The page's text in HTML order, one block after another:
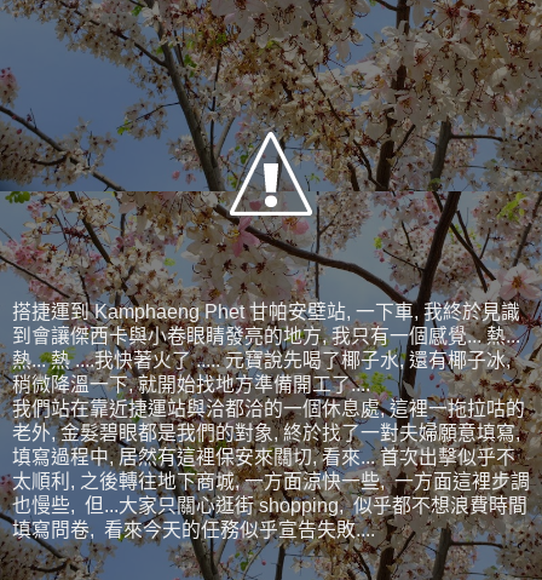
搭捷運到 Kamphaeng Phet 甘帕安壁站, 一下車, 我終於見識
到會讓傑西卡與小卷眼睛發亮的地方, 我只有一個感覺... 熱...
熱... 熱 ....我快著火了 ..... 元寶說先喝了椰子水, 還有椰子冰,
稍微降溫一下, 就開始找地方準備開工了....
我們站在靠近捷運站與洽都洽的一個休息處, 這裡一拖拉咕的
老外, 金髮碧眼都是我們的對象, 終於找了一對夫婦願意填寫,
填寫過程中, 居然有這裡保安來關切, 看來... 首次出擊似乎不
太順利, 之後轉往地下商城, 一方面涼快一些, 一方面這裡步調
也慢些, 但...大家只關心逛街 shopping, 似乎都不想浪費時間
填寫問卷, 看來今天的任務似乎宣告失敗....